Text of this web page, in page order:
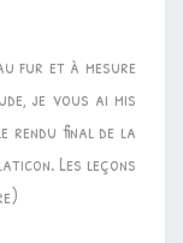
fur et à mesure
je vous ai mis
rendu final de la
Les leçons